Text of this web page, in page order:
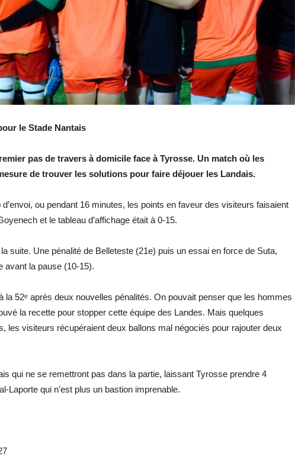
le Stade Nantais
pas de travers à domicile face à Tyrosse. Un match où les
de trouver les solutions pour faire déjouer les Landais.
ou pendant 16 minutes, les points en faveur des visiteurs faisaient
et le tableau d’affichage était à 0-15.
suite. Une pénalité de Belleteste (21e) puis un essai en force de Suta,
avant la pause (10-15).
la 52ᵉ après deux nouvelles pénalités. On pouvait penser que les hommes
la recette pour stopper cette équipe des Landes. Mais quelques
les visiteurs récupéraient deux ballons mal négociés pour rajouter deux
qui ne se remettront pas dans la partie, laissant Tyrosse prendre 4
Laporte qui n’est plus un bastion imprenable.